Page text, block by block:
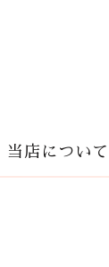
当店について